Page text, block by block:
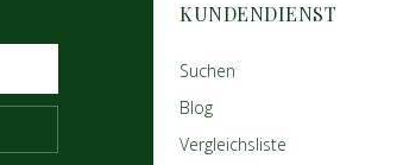
KUNDENDIENST
Suchen
Blog
Vergleichsliste